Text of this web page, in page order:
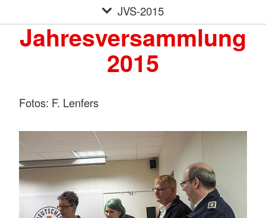
JVS-2015
Jahresversammlung
2015
Fotos: F. Lenfers